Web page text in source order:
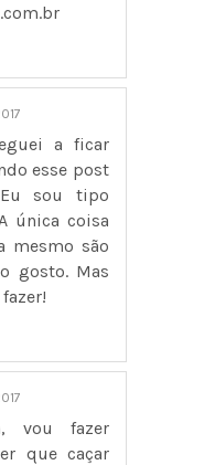
a ficar
esse post
sou tipo
única coisa
mesmo são
gosto. Mas
vou fazer
que caçar